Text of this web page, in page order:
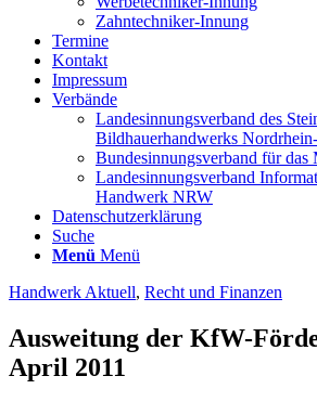
Zahntechniker-Innung
Termine
Kontakt
Impressum
Verbände
Landesinnungsverband des
Bildhauerhandwerks
Bundesinnungsverband für das
Landesinnungsverband
Handwerk NRW
Datenschutzerklärung
Suche
Menü Menü
Handwerk Aktuell, Recht und Finanzen
Ausweitung der KfW-
April 2011